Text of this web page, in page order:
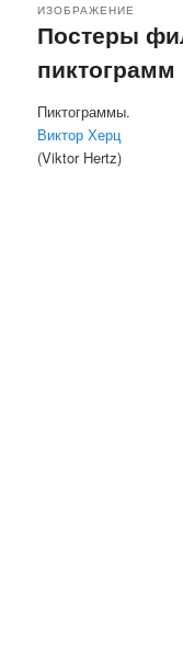
Постеры
пиктограмм
ИЗОБРАЖЕНИЕ
Пиктограммы.
Виктор Херц
(Viktor Hertz)